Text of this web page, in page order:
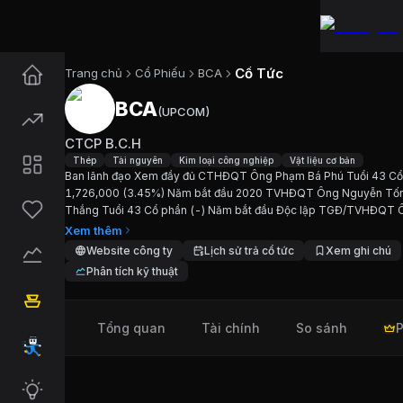
Trang chủ Cổ Phiếu BCA Cổ Tức
Cổ phiếuBCA—
Cập nhật: 7/8/2026 .
Ngành:Thép, Tài nguyên, Kim loại công nghiệp,
Giới thiệuCTCP B.C.H
Ban lãnh đạo Xem đầy đủ CTHĐQT Ông
Chỉ số tài chínhBCA
BCA(UPCOM)
CTCP B.C.H
Thép Tài nguyên Kim loại công nghiệp Vật liệu cơ bản
Ban lãnh đạo Xem đầy đủ CTHĐQT Ông Phạm Bá Phú Tuổi 43
1,726,000 (3.45%) Năm bắt đầu 2020 TVHĐQT Ông Nguyễn
Thắng Tuổi 43 Cổ phần (-) Năm bắt đầu Độc lập TGĐ/TVHĐQT
Đặng Ngọc Hưng Tuổi 47 Cổ phần 1,500,000 (3.00%) Năm bắt
2018 Phó TGĐ Bà...
Xem thêm
Website công ty Lịch sử trả cổ tức
Xem ghi chú
Phân tích kỹ thuật
Tổng quan Tài chính So sánh